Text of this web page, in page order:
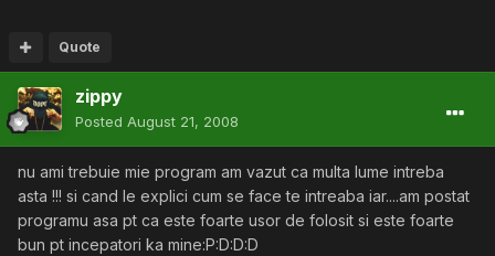
Quote
zippy
Posted August 21, 2008
nu ami trebuie mie program am vazut ca multa lume intreba
asta !!! si cand le explici cum se face te intreaba iar....am postat
programu asa pt ca este foarte usor de folosit si este foarte
bun pt incepatori ka mine:P:D:D:D